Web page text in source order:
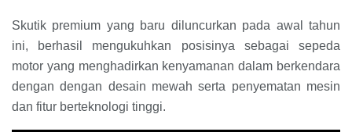
Skutik premium yang baru diluncurkan pada awal tahun
ini, berhasil mengukuhkan posisinya sebagai sepeda
motor yang menghadirkan kenyamanan dalam berkendara
dengan dengan desain mewah serta penyematan mesin
dan fitur berteknologi tinggi.